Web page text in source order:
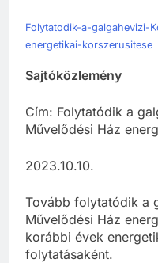
Folytatodik-a-galgahevizi-
energetikai-korszerusitese
Sajtóközlemény
Cím: Folytatódik a
Művelődési Ház
2023.10.10.
Tovább folytatódik a
Művelődési Ház
korábbi évek
folytatásaként.